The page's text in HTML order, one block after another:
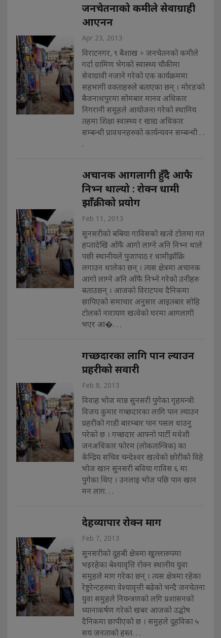
जनचेतनाको कमीले सेवाग्राही
आएनन
Apr 23, 2013
विराटनगर, ९ बैशाख ÷ जनचेतनको कमीले
गर्दा ग्रामिण भेगको स्वास्थ्य चौकीमा
सेवाग्रावी नजाने गरेको एक कार्यक्रममा
सहभागी वक्ताहरुले बताएका छन् । मोरङको
बैजनाथपुरमा सोमबार मानव अधिकार
निगरानी समूहले आयोजना गरेको स्थानिय
तहमा शिक्षा स्वास्थ्य र खाद्य अधिकार
सम्बन्धी प्रावधनहरुको कार्यन्यवन सम्बन्धी . .
.
अचानक आगलागी हुँदै आफै
निभ्न थाल्यो : रोक्न धामी
झाँक्रीको प्रयोग
Feb 11, 2013
सुनसरीको बबिया गाविसको खत्वे टोलमा गत
हप्तादेखि आँफै आगो लाग्ने अनि निभ्न थाले
पछी स्थानीयले पुजापाठ र धामीझाँक्रि
लगाउन थालेका छन् । त्यस क्षेत्रमा अचानक
आगो लाग्ने अनि आँफै निभ्ने गरेको उनीहरु
बताउछन् । आजको विराटपथ दैनिकमा
छापिएको समाचार अनुसार आइतबार सोहि
टोलको नारायण खत्वेको घरमा आगलागी
भएर आ�. . .
गच्छदारका लागि पान ल्याउन
प्रहरीको सवारी
Feb 8, 2013
विवाह भोज मान्न सुनसरी पुगेका गृहमन्त्री
विजय कुमार गच्छदारका लागि पान ल्याउन
प्रहरीको गाडी बारम्बार पान पसल धाउनु
परेको छ । गच्छदार आफ्नो पार्टी मधेशी
जनअधिकार फोरम (लोकतान्त्रिक) का
केन्द्रिय सचिव चन्देश्वर खत्वेको छोरीको विहे
भोज खान सुनसरी बविया गाविस ६ मा
पुगेका थिए । उनलाइ भोज पछि पान खान
मन लाग. . .
देहव्यापार रोक्न माग
Feb 7, 2013
सुनसरीको दुहबी क्षेत्रमा खुल्लारुपमा
भइरहेका बेश्यावृत्ति रोक्न स्थानीय युवा
समुहले माग गरेका छन् । त्यस क्षेत्रमा रहेका
रेष्टुरेन्टहरुमा वेश्यावृत्ती बढेको भन्दै जनचेतना
युवा समुहले नियन्त्रणको लगि प्रशासनको
ध्यानाकर्षण गरेको खबर आजको उद्घोष
दैनिकमा छापीएको छ । समुहले दुहविका ५
सय जनताको हस्त. . .